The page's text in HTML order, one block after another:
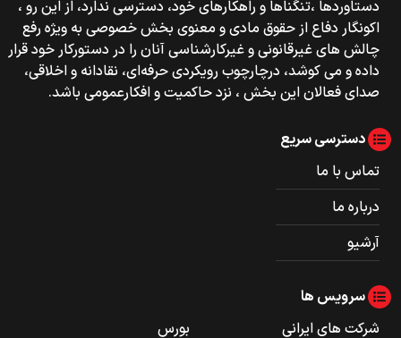
دستاوردها ،تنگناها و راهکارهای خود، دسترسی ندارد، از این رو ،
اکونگار دفاع از حقوق مادی و معنوی بخش خصوصی به ویژه رفع
چالش های غیرقانونی و غیرکارشناسی آنان را در دستورکار خود قرار
داده و می کوشد، درچارچوب رویکردی حرفه‌ای، نقادانه و اخلاقی،
صدای فعالان این بخش ، نزد حاکمیت و افکارعمومی باشد.
دسترسی سریع
تماس با ما
درباره ما
آرشیو
سرویس ها
شرکت های ایرانی
بورس